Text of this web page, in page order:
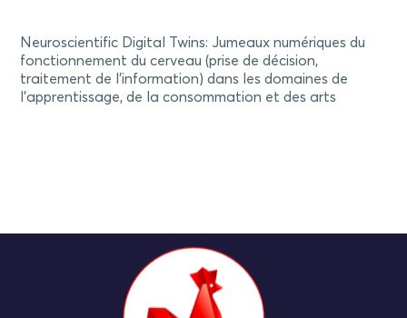
Neuroscientific Digital Twins: Jumeaux numériques du
fonctionnement du cerveau (prise de décision,
traitement de l'information) dans les domaines de
l'apprentissage, de la consommation et des arts